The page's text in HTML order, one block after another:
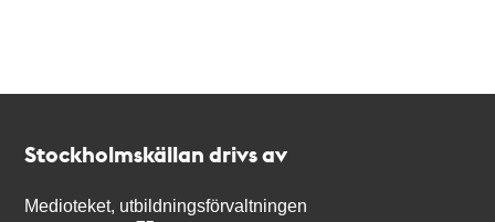
Stockholmskällan drivs av
Medioteket, utbildningsförvaltningen